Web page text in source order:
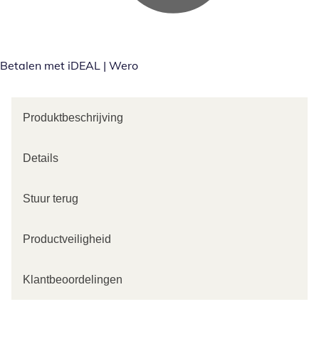
Betalen met iDEAL | Wero
Produktbeschrijving
Details
Stuur terug
Productveiligheid
Klantbeoordelingen